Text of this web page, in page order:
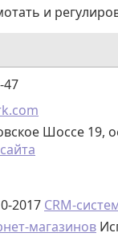
и
47
Шоссе 19,
2017 CRM-
магазинов